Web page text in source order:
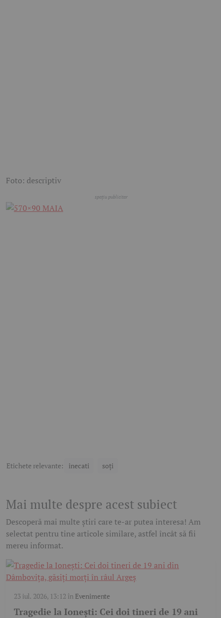
Foto: descriptiv
Etichete relevante: inecati soți
Mai multe despre acest subiect
Descoperă mai multe știri care te-ar putea interesa! Am
selectat pentru tine articole similare, astfel încât să fii
mereu informat.
23 iul. 2026, 13:12 în Evenimente
Tragedie la Ionești: Cei doi tineri de 19 ani